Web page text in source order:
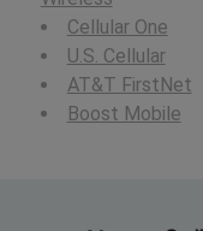
Cellular One
U.S. Cellular
AT&T FirstNet
Boost Mobile